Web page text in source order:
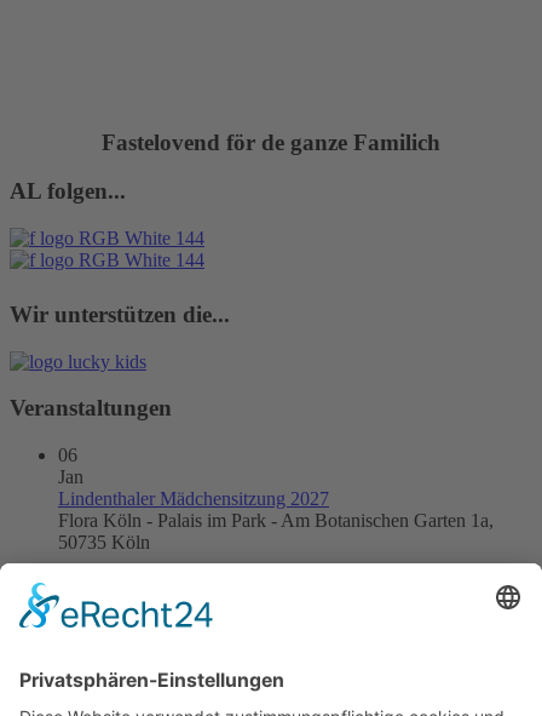
Fastelovend för de ganze Familich
AL folgen...
Wir unterstützen die...
Veranstaltungen
06
Jan
Lindenthaler Mädchensitzung 2027
Flora Köln - Palais im Park - Am Botanischen Garten 1a,
50735 Köln
Jan
Kneipensitzung 2027